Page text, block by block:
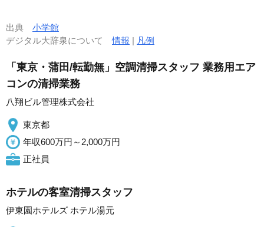
出典 小学館
デジタル大辞泉について情報 | 凡例
「東京・蒲田/転勤無」空調清掃スタッフ 業務用エア
コンの清掃業務
八翔ビル管理株式会社
東京都
年収600万円～2,000万円
正社員
ホテルの客室清掃スタッフ
伊東園ホテルズ ホテル湯元